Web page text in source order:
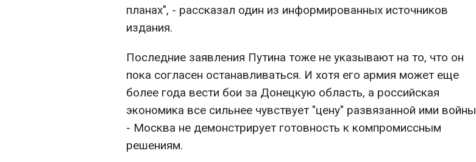
планах", - рассказал один из информированных источников
издания.
Последние заявления Путина тоже не указывают на то, что он
пока согласен останавливаться. И хотя его армия может еще
более года вести бои за Донецкую область, а российская
экономика все сильнее чувствует "цену" развязанной ими войны
- Москва не демонстрирует готовность к компромиссным
решениям.